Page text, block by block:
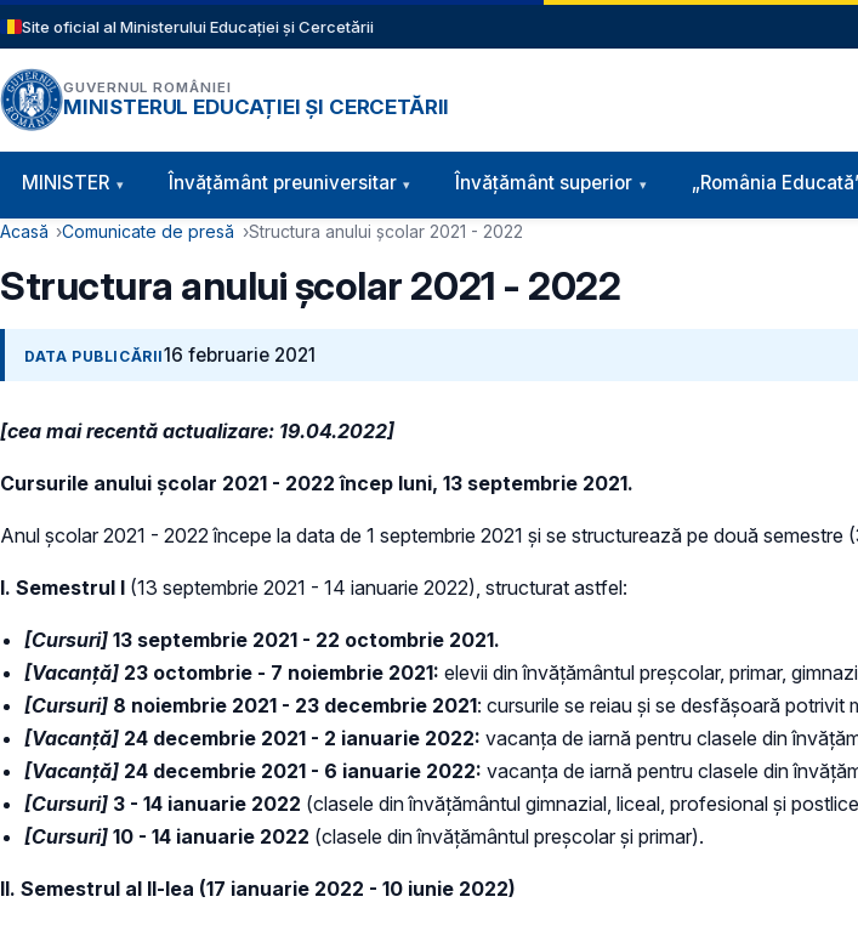
Sari la conținutul principal
Site oficial al Ministerului Educației și Cercetării
GUVERNUL ROMÂNIEI
MINISTERUL EDUCAȚIEI ȘI CERCETĂRII
Navigație principală
MINISTER Învăţământ preuniversitar Învățământ superior „România
Cale de navigare
Acasă Comunicate de presă Structura anului școlar 2021 - 2022
Structura anului școlar 2021 - 2022
DATA PUBLICĂRII16 februarie 2021
[cea mai recentă actualizare: 19.04.2022]
Cursurile anului şcolar 2021 - 2022 încep luni, 13 septembrie 2021.
Anul școlar 2021 - 2022 începe la data de 1 septembrie 2021 și se structurează pe două semestre
I. Semestrul I (13 septembrie 2021 - 14 ianuarie 2022), structurat astfel:
[Cursuri] 13 septembrie 2021 - 22 octombrie 2021.
[Vacanță] 23 octombrie - 7 noiembrie 2021: elevii din învățământul preșcolar, primar,
[Cursuri] 8 noiembrie 2021 - 23 decembrie 2021: cursurile se reiau și se desfășoară potrivit
[Vacanță] 24 decembrie 2021 - 2 ianuarie 2022: vacanța de iarnă pentru clasele din
[Vacanță] 24 decembrie 2021 - 6 ianuarie 2022: vacanța de iarnă pentru clasele din
[Cursuri] 3 - 14 ianuarie 2022 (clasele din învățământul gimnazial, liceal, profesional și
[Cursuri] 10 - 14 ianuarie 2022 (clasele din învățământul preșcolar și primar).
II. Semestrul al II-lea (17 ianuarie 2022 - 10 iunie 2022)